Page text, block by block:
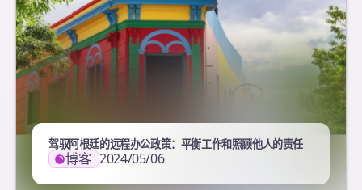
驾驭阿根廷的远程办公政策：平衡工作和照顾他人的责任
博客 2024/05/06